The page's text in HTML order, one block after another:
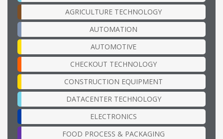
AGRICULTURE TECHNOLOGY
AUTOMATION
AUTOMOTIVE
CHECKOUT TECHNOLOGY
CONSTRUCTION EQUIPMENT
DATACENTER TECHNOLOGY
ELECTRONICS
FOOD PROCESS & PACKAGING